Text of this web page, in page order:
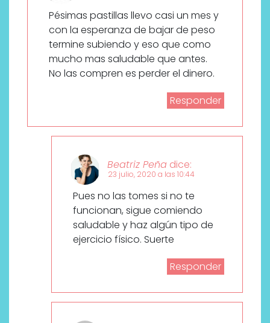
Pésimas pastillas llevo casi un mes y
con la esperanza de bajar de peso
termine subiendo y eso que como
mucho mas saludable que antes.
No las compren es perder el dinero.
Responder
Beatriz Peña dice:
23 julio, 2020 a las 10:44
Pues no las tomes si no te
funcionan, sigue comiendo
saludable y haz algún tipo de
ejercicio físico. Suerte
Responder